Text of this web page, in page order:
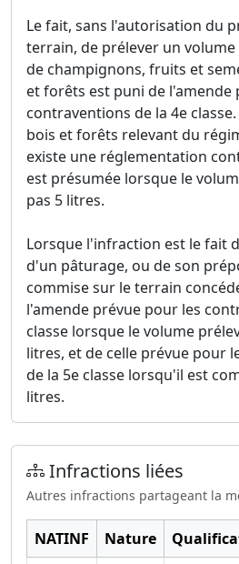
Le fait, sans l'autorisation du
terrain, de prélever un
de champignons, fruits et
et forêts est puni de l'amende
contraventions de la 4e
bois et forêts relevant du
existe une réglementation
est présumée lorsque le
pas 5 litres.
Lorsque l'infraction est le fait
d'un pâturage, ou de son
commise sur le terrain
l'amende prévue pour les
classe lorsque le volume
litres, et de celle prévue pour
de la 5e classe lorsqu'il est
litres.
Infractions liées
Autres infractions partageant la
NATINF Nature